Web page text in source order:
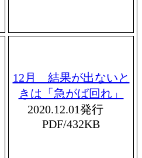
12月 結果が出ないと
きは「急がば回れ」
2020.12.01発行
PDF/432KB